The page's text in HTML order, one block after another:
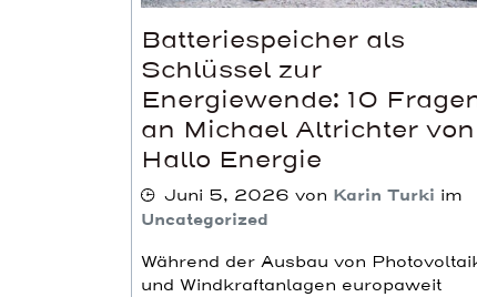
Batteriespeicher als
Schlüssel zur
Energiewende: 10
an Michael Altrichter von
Hallo Energie
Juni 5, 2026 von Karin Turki im
Uncategorized
Während der Ausbau von
und Windkraftanlagen europaweit